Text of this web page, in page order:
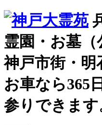
霊園・お墓（
神戸市街・明
お車なら365
参りできます